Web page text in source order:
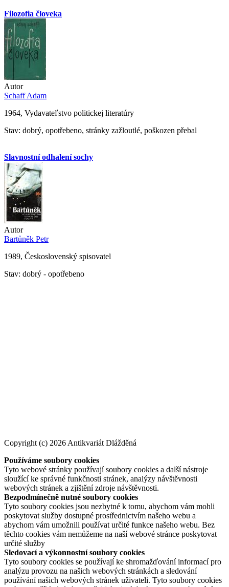
Filozofia človeka
Autor
Schaff Adam
1964, Vydavateľstvo politickej literatúry
Stav: dobrý, opotřebeno, stránky zažloutlé, poškozen přebal
Slavnostní odhalení sochy
Autor
Bartůněk Petr
1989, Československý spisovatel
Stav: dobrý - opotřebeno
Copyright (c) 2026 Antikvariát Dlážděná
Používáme soubory cookies
Tyto webové stránky používají soubory cookies a další nástroje
sloužící ke správné funkčnosti stránek, analýzy návštěvnosti
webových stránek a zjištění zdroje návštěvnosti.
Bezpodmínečně nutné soubory cookies
Tyto soubory cookies jsou nezbytné k tomu, abychom vám mohli
poskytovat služby dostupné prostřednictvím našeho webu a
abychom vám umožnili používat určité funkce našeho webu. Bez
těchto cookies vám nemůžeme na naší webové stránce poskytovat
určité služby
Sledovací a výkonnostní soubory cookies
Tyto soubory cookies se používají ke shromažďování informací pro
analýzu provozu na našich webových stránkách a sledování
používání našich webových stránek uživateli. Tyto soubory cookies